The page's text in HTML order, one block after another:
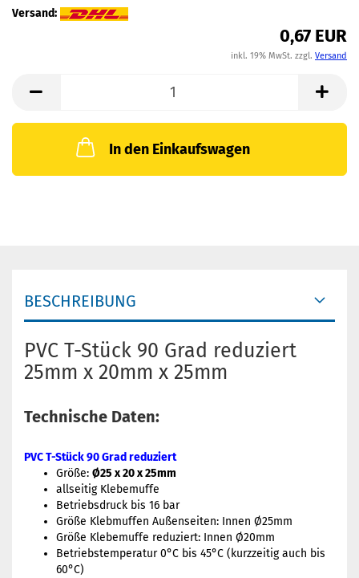
Versand:
0,67 EUR
inkl. 19% MwSt. zzgl. Versand
In den Einkaufswagen
BESCHREIBUNG
PVC T-Stück 90 Grad reduziert
25mm x 20mm x 25mm
Technische Daten:
PVC T-Stück 90 Grad reduziert
Größe: Ø25 x 20 x 25mm
allseitig Klebemuffe
Betriebsdruck bis 16 bar
Größe Klebmuffen Außenseiten: Innen Ø25mm
Größe Klebemuffe reduziert: Innen Ø20mm
Betriebstemperatur 0°C bis 45°C (kurzzeitig auch bis
60°C)